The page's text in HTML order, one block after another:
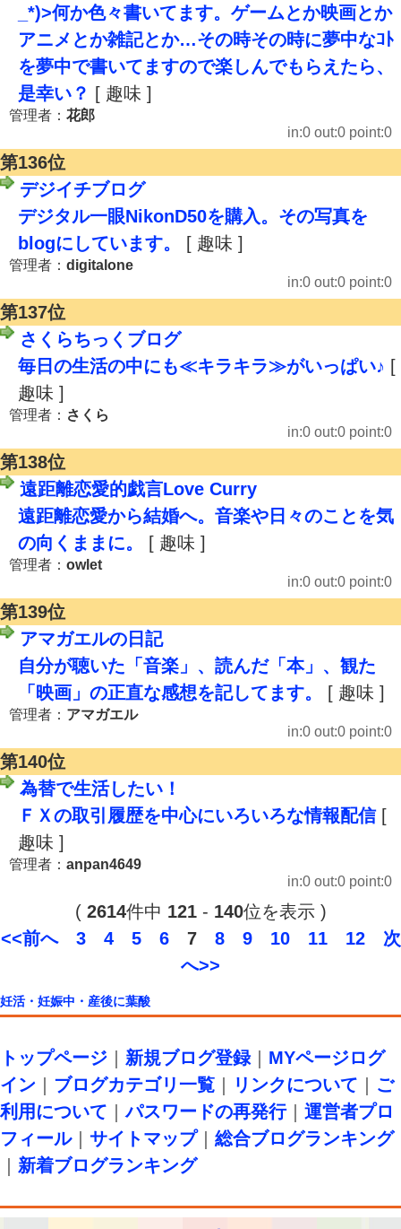
_*)>何か色々書いてます。ゲームとか映画とか
アニメとか雑記とか…その時その時に夢中なｺﾄ
を夢中で書いてますので楽しんでもらえたら、
是幸い？ [ 趣味 ]
管理者： 花郎
in:0 out:0 point:0
第136位
デジイチブログ
デジタル一眼NikonD50を購入。その写真を
blogにしています。
[ 趣味 ]
管理者： digitalone
in:0 out:0 point:0
第137位
さくらちっくブログ
毎日の生活の中にも≪キラキラ≫がいっぱい♪ [
趣味 ]
管理者： さくら
in:0 out:0 point:0
第138位
遠距離恋愛的戯言Love Curry
遠距離恋愛から結婚へ。音楽や日々のことを気
の向くままに。
[ 趣味 ]
管理者： owlet
in:0 out:0 point:0
第139位
アマガエルの日記
自分が聴いた「音楽」、読んだ「本」、観た
「映画」の正直な感想を記してます。
[ 趣味 ]
管理者： アマガエル
in:0 out:0 point:0
第140位
為替で生活したい！
ＦＸの取引履歴を中心にいろいろな情報配信[
趣味 ]
管理者： anpan4649
in:0 out:0 point:0
( 2614件中 121- 140位を表示 )
<<前へ
3 4 5 6 7 8 9 10 11 12
次
へ>>
妊活・妊娠中・産後に葉酸
トップページ 新規ブログ登録｜ MYページログ
イン
ブログカテゴリ一覧 リンクについて
ご
利用について ｜パスワードの再発行｜ 運営者プロ
フィール｜ サイトマップ｜ 総合ブログランキング
新着ブログランキング